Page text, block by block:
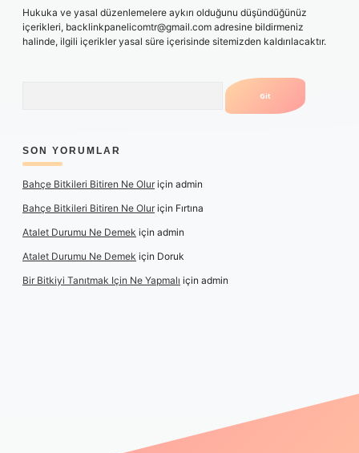
Hukuka ve yasal düzenlemelere aykırı olduğunu düşündüğünüz
içerikleri, backlinkpanelicomtr@gmail.com adresine bildirmeniz
halinde, ilgili içerikler yasal süre içerisinde sitemizden kaldırılacaktır.
SON YORUMLAR
Bahçe Bitkileri Bitiren Ne Oluriçin admin
Bahçe Bitkileri Bitiren Ne Oluriçin Fırtına
Atalet Durumu Ne Demek için admin
Atalet Durumu Ne Demek için Doruk
Bir Bitkiyi Tanıtmak Için Ne Yapmalı için admin